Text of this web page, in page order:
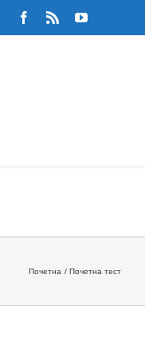
Facebook
Rss YouTube
Почетна Почетна тест